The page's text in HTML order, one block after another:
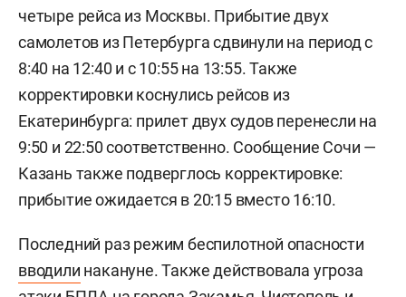
четыре рейса из Москвы. Прибытие двух
самолетов из Петербурга сдвинули на период с
8:40 на 12:40 и с 10:55 на 13:55. Также
корректировки коснулись рейсов из
Екатеринбурга: прилет двух судов перенесли на
9:50 и 22:50 соответственно. Сообщение Сочи —
Казань также подверглось корректировке:
прибытие ожидается в 20:15 вместо 16:10.
Последний раз режим беспилотной опасности
вводили накануне. Также действовала угроза